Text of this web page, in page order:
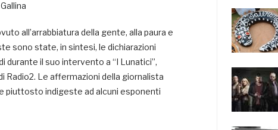
all’arrabbiatura della gente, alla paura e
sono state, in sintesi, le dichiarazioni
durante il suo intervento a “I Lunatici”,
Radio2. Le affermazioni della giornalista
piuttosto indigeste ad alcuni esponenti